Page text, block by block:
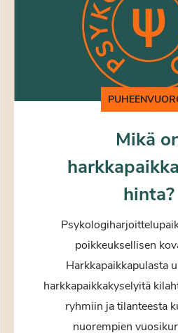
Mikä
hinta?
poikkeuksellisen
Harkkapaikkapulasta
harkkapaikkakyselyitä
ryhmiin ja tilanteesta
nuorempien